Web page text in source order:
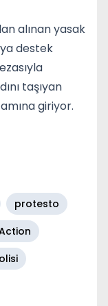
alınan yasak
destek
taşıyan
giriyor.
protesto